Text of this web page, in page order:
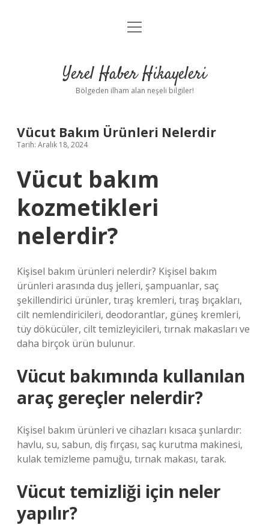
Anasayfa
Yasal Uyarı
menüyü
Yerel Haber Hikayeleri
Bölgeden ilham alan neşeli bilgiler!
Vücut Bakım Ürünleri Nelerdir
Tarih: Aralık 18, 2024
Vücut bakım
kozmetikleri
nelerdir?
Kişisel bakım ürünleri nelerdir? Kişisel bakım
ürünleri arasında duş jelleri, şampuanlar, saç
şekillendirici ürünler, tıraş kremleri, tıraş bıçakları,
cilt nemlendiricileri, deodorantlar, güneş kremleri,
tüy dökücüler, cilt temizleyicileri, tırnak makasları ve
daha birçok ürün bulunur.
Vücut bakımında kullanılan
araç gereçler nelerdir?
Kişisel bakım ürünleri ve cihazları kısaca şunlardır:
havlu, su, sabun, diş fırçası, saç kurutma makinesi,
kulak temizleme pamuğu, tırnak makası, tarak.
Vücut temizliği için neler
yapılır?